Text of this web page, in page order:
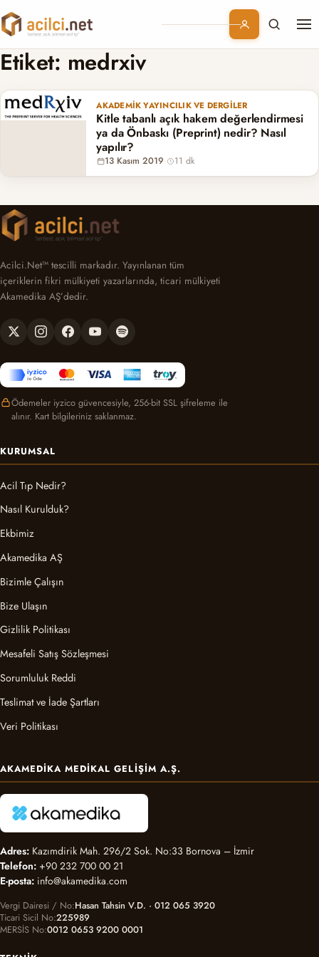
Branşlar
Konular
Kurumsal
Abonelik
Etiket: medrxiv
AKADEMIK YAYINCILIK VE DERGILER
Kitle tabanlı açık hakem değerlendirmesi
ya da Önbaskı (Preprint) nedir? Nasıl
yapılır?
13 Kasım 2019· 11 dk
Acilci.Net™ tescilli markadır. Yayınlanan tüm
içeriklerin fikri mülkiyeti yazarlarında, ticari mülkiyeti
Akamedika AŞ’dedir.
Ödemeler iyzico güvencesiyle, 256-bit SSL şifreleme ile
alınır. Kart bilgileriniz saklanmaz.
KURUMSAL
Acil Tıp Nedir?
Nasıl Kurulduk?
Ekbimiz
Akamedika AŞ
Bizimle Çalışın
Bize Ulaşın
Gizlilik Politikası
Mesafeli Satış Sözleşmesi
Sorumluluk Reddi
Teslimat ve İade Şartları
Veri Politikası
AKAMEDIKA MEDIKAL GELIŞIM A.Ş.
Adres: Kazımdirik Mah. 296/2 Sok. No:33 Bornova – İzmir
Telefon: +90 232 700 00 21
E-posta: info@akamedika.com
Vergi Dairesi / No Hasan Tahsin V.D. · 012 065 3920
Ticari Sicil No 225989
MERSİS No 0012 0653 9200 0001